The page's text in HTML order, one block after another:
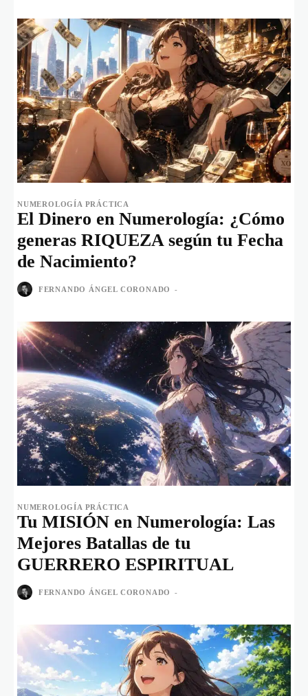
NUMEROLOGÍA PRÁCTICA
El Dinero en Numerología: ¿Cómo
generas RIQUEZA según tu Fecha
de Nacimiento?
FERNANDO ÁNGEL CORONADO -
NUMEROLOGÍA PRÁCTICA
Tu MISIÓN en Numerología: Las
Mejores Batallas de tu
GUERRERO ESPIRITUAL
FERNANDO ÁNGEL CORONADO -